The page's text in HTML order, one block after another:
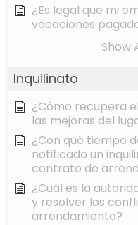
¿Es legal que mi
vacaciones
Show
Inquilinato
¿Cómo recupera
las mejoras del
¿Con qué tiempo
notificado un
contrato de
¿Cuál es la
y resolver los
arrendamiento?